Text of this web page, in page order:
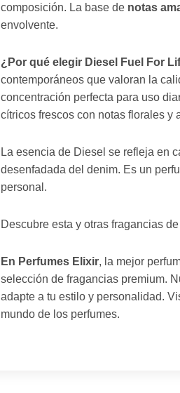
composición. La base de notas
envolvente.
¿Por qué elegir Diesel Fuel For
contemporáneos que valoran la
concentración perfecta para uso
cítricos frescos con notas florales y
La esencia de Diesel se refleja en
desenfadada del denim. Es un
personal.
Descubre esta y otras fragancias
En Perfumes Elixir, la mejor
selección de fragancias premium.
adapte a tu estilo y personalidad.
mundo de los perfumes.